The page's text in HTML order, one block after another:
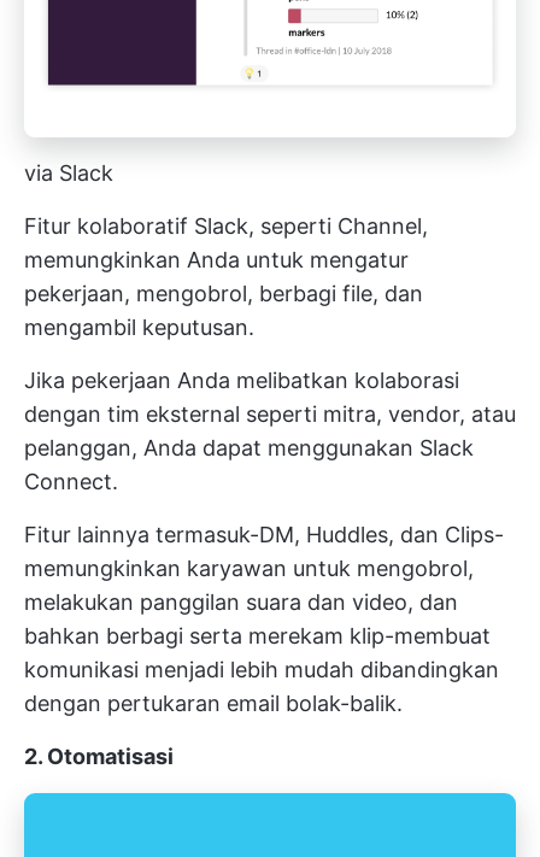
via Slack
Fitur kolaboratif Slack, seperti Channel,
memungkinkan Anda untuk mengatur
pekerjaan, mengobrol, berbagi file, dan
mengambil keputusan.
Jika pekerjaan Anda melibatkan kolaborasi
dengan tim eksternal seperti mitra, vendor, atau
pelanggan, Anda dapat menggunakan Slack
Connect.
Fitur lainnya termasuk-DM, Huddles, dan Clips-
memungkinkan karyawan untuk mengobrol,
melakukan panggilan suara dan video, dan
bahkan berbagi serta merekam klip-membuat
komunikasi menjadi lebih mudah dibandingkan
dengan pertukaran email bolak-balik.
2. Otomatisasi